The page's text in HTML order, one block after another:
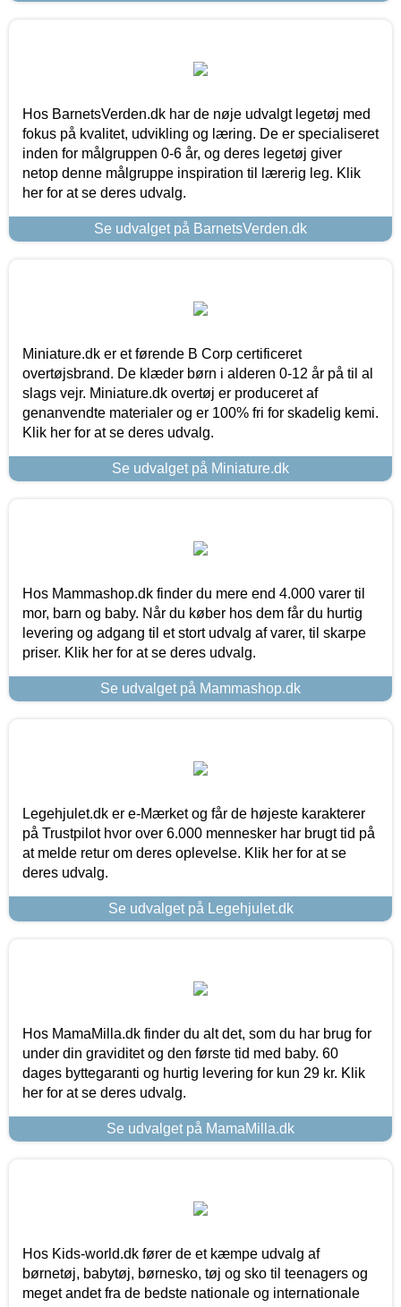
Hos BarnetsVerden.dk har de nøje udvalgt legetøj med
fokus på kvalitet, udvikling og læring. De er specialiseret
inden for målgruppen 0-6 år, og deres legetøj giver
netop denne målgruppe inspiration til lærerig leg. Klik
her for at se deres udvalg.
Se udvalget på BarnetsVerden.dk
Miniature.dk er et førende B Corp certificeret
overtøjsbrand. De klæder børn i alderen 0-12 år på til al
slags vejr. Miniature.dk overtøj er produceret af
genanvendte materialer og er 100% fri for skadelig kemi.
Klik her for at se deres udvalg.
Se udvalget på Miniature.dk
Hos Mammashop.dk finder du mere end 4.000 varer til
mor, barn og baby. Når du køber hos dem får du hurtig
levering og adgang til et stort udvalg af varer, til skarpe
priser. Klik her for at se deres udvalg.
Se udvalget på Mammashop.dk
Legehjulet.dk er e-Mærket og får de højeste karakterer
på Trustpilot hvor over 6.000 mennesker har brugt tid på
at melde retur om deres oplevelse. Klik her for at se
deres udvalg.
Se udvalget på Legehjulet.dk
Hos MamaMilla.dk finder du alt det, som du har brug for
under din graviditet og den første tid med baby. 60
dages byttegaranti og hurtig levering for kun 29 kr. Klik
her for at se deres udvalg.
Se udvalget på MamaMilla.dk
Hos Kids-world.dk fører de et kæmpe udvalg af
børnetøj, babytøj, børnesko, tøj og sko til teenagers og
meget andet fra de bedste nationale og internationale